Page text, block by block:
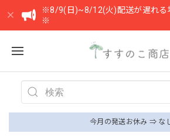
※8/9(日)~8/12(火)配送が遅れる
※
今月の発送お休み ⇒ な